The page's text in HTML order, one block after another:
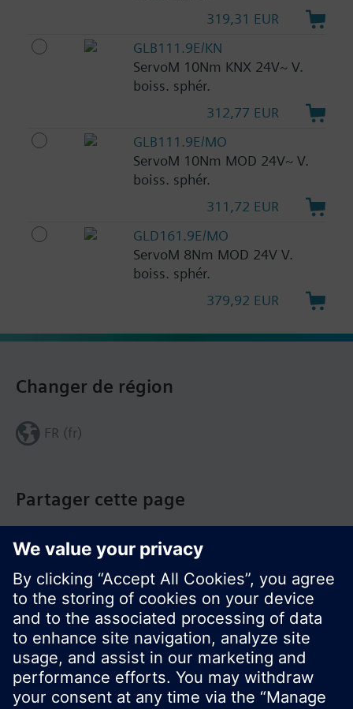
319,31 EUR
GLB111.9E/KN
ServoM 10Nm KNX 24V~ V.
boiss. sphér.
312,77 EUR
GLB111.9E/MO
ServoM 10Nm MOD 24V~ V.
boiss. sphér.
311,72 EUR
GLD161.9E/MO
ServoM 8Nm MOD 24V V.
boiss. sphér.
379,92 EUR
Partager cette page
Changer de région
FR (fr)
© Siemens Switzerland Ltd. Building Technologies